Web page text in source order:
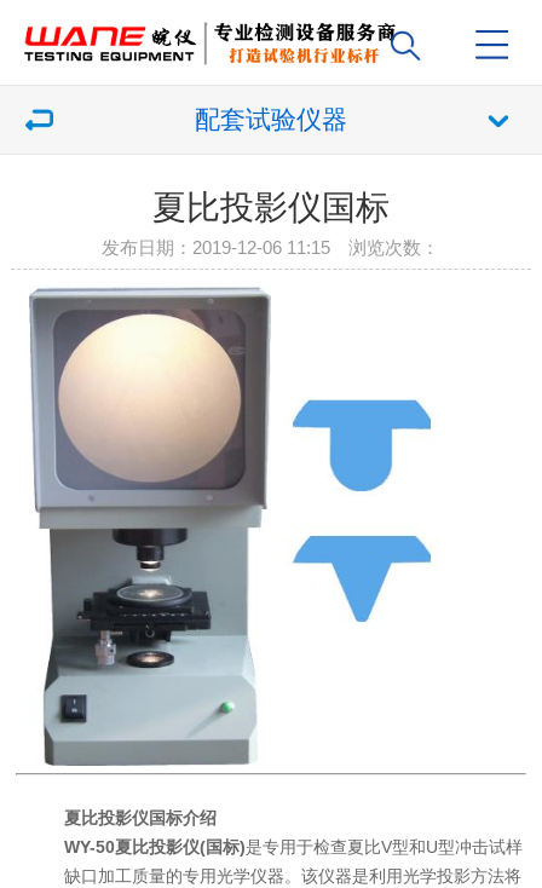
配套试验仪器
夏比投影仪国标
发布日期：2019-12-06 11:15 浏览次数：
夏比投影仪国标介绍
WY-50夏比投影仪(国标)是专用于检查夏比V型和U型冲击试样
缺口加工质量的专用光学仪器。该仪器是利用光学投影方法将